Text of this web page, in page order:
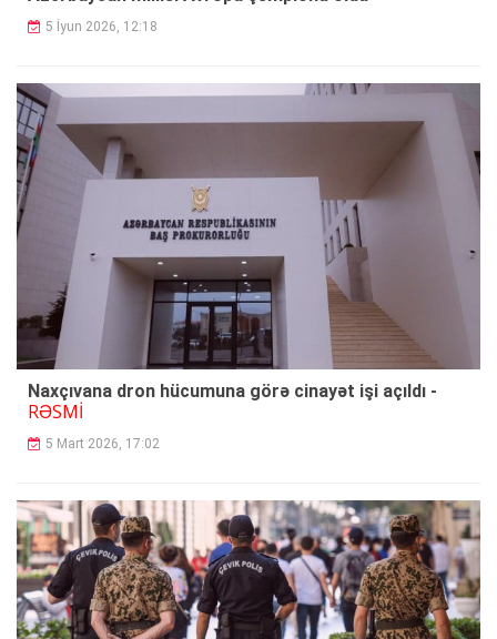
5 İyun 2026, 12:18
Naxçıvana dron hücumuna görə cinayət işi açıldı -
RƏSMİ
5 Mart 2026, 17:02